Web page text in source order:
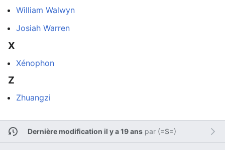
William Walwyn
Josiah Warren
X
Xénophon
Z
Zhuangzi
Dernière modification il y a 19 anspar (=S=)